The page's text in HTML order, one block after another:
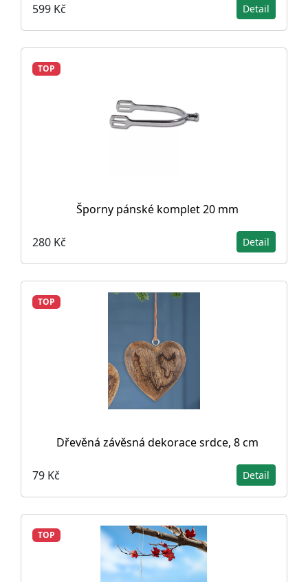
599 Kč Detail
TOP
Šporny pánské komplet 20 mm
280 Kč Detail
TOP
Dřevěná závěsná dekorace srdce, 8 cm
79 Kč Detail
TOP